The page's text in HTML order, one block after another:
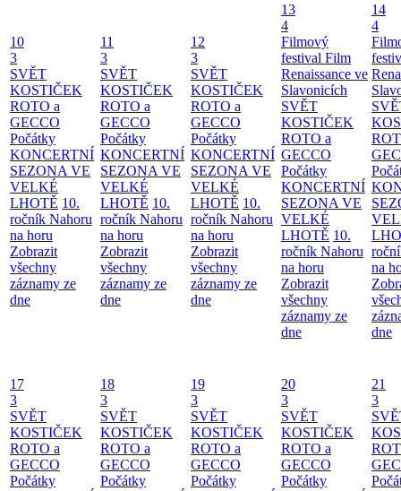
10
3
SVĚT
KOSTIČEK
ROTO a
GECCO
Počátky
KONCERTNÍ
SEZONA VE
VELKÉ
LHOTĚ 10.
ročník Nahoru
na horu
Zobrazit
všechny
záznamy ze
dne
11
3
SVĚT
KOSTIČEK
ROTO a
GECCO
Počátky
KONCERTNÍ
SEZONA VE
VELKÉ
LHOTĚ 10.
ročník Nahoru
na horu
Zobrazit
všechny
záznamy ze
dne
12
3
SVĚT
KOSTIČEK
ROTO a
GECCO
Počátky
KONCERTNÍ
SEZONA VE
VELKÉ
LHOTĚ 10.
ročník Nahoru
na horu
Zobrazit
všechny
záznamy ze
dne
13
4
Filmový
festival Film
Renaissance ve
Slavonicích
SVĚT
KOSTIČEK
ROTO a
GECCO
Počátky
KONCERTNÍ
SEZONA VE
VELKÉ
LHOTĚ 10.
ročník Nahoru
na horu
Zobrazit
všechny
záznamy ze
dne
14
4
na
dne
17
3
SVĚT
KOSTIČEK
ROTO a
GECCO
Počátky
18
3
SVĚT
KOSTIČEK
ROTO a
GECCO
Počátky
19
3
SVĚT
KOSTIČEK
ROTO a
GECCO
Počátky
20
3
SVĚT
KOSTIČEK
ROTO a
GECCO
Počátky
21
3